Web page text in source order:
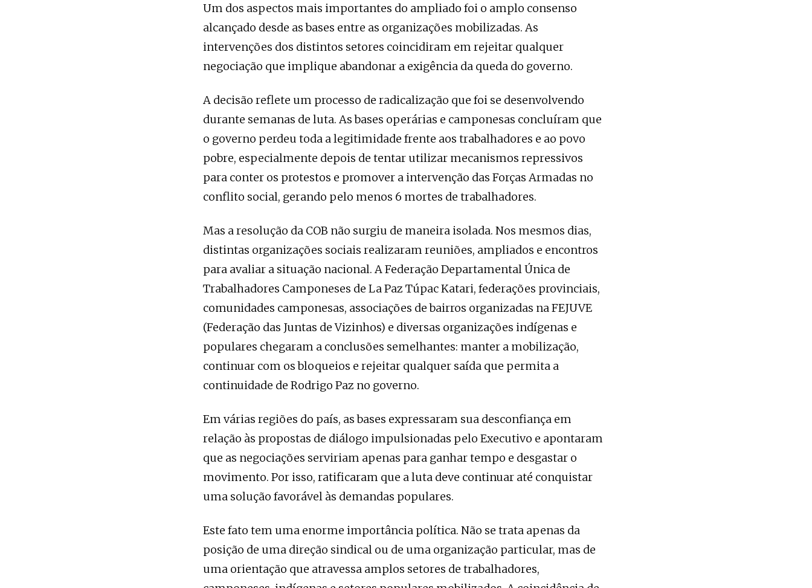
Um dos aspectos mais importantes do ampliado foi o amplo consenso
alcançado desde as bases entre as organizações mobilizadas. As
intervenções dos distintos setores coincidiram em rejeitar qualquer
negociação que implique abandonar a exigência da queda do governo.
A decisão reflete um processo de radicalização que foi se desenvolvendo
durante semanas de luta. As bases operárias e camponesas concluíram que
o governo perdeu toda a legitimidade frente aos trabalhadores e ao povo
pobre, especialmente depois de tentar utilizar mecanismos repressivos
para conter os protestos e promover a intervenção das Forças Armadas no
conflito social, gerando pelo menos 6 mortes de trabalhadores.
Mas a resolução da COB não surgiu de maneira isolada. Nos mesmos dias,
distintas organizações sociais realizaram reuniões, ampliados e encontros
para avaliar a situação nacional. A Federação Departamental Única de
Trabalhadores Camponeses de La Paz Túpac Katari, federações provinciais,
comunidades camponesas, associações de bairros organizadas na FEJUVE
(Federação das Juntas de Vizinhos) e diversas organizações indígenas e
populares chegaram a conclusões semelhantes: manter a mobilização,
continuar com os bloqueios e rejeitar qualquer saída que permita a
continuidade de Rodrigo Paz no governo.
Em várias regiões do país, as bases expressaram sua desconfiança em
relação às propostas de diálogo impulsionadas pelo Executivo e apontaram
que as negociações serviriam apenas para ganhar tempo e desgastar o
movimento. Por isso, ratificaram que a luta deve continuar até conquistar
uma solução favorável às demandas populares.
Este fato tem uma enorme importância política. Não se trata apenas da
posição de uma direção sindical ou de uma organização particular, mas de
uma orientação que atravessa amplos setores de trabalhadores,